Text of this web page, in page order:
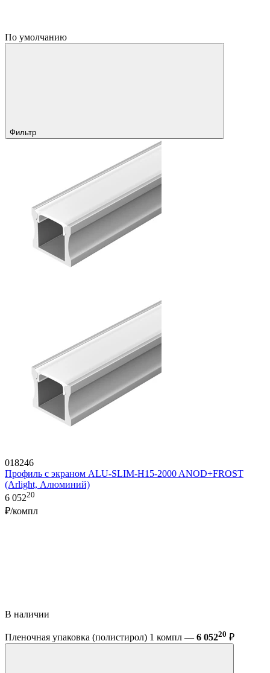
По умолчанию
Фильтр
018246
Профиль с экраном ALU-SLIM-H15-2000 ANOD+FROST
(Arlight, Алюминий)
6 05220
₽/компл
В наличии
Пленочная упаковка (полистирол) 1 компл — 6 05220 ₽